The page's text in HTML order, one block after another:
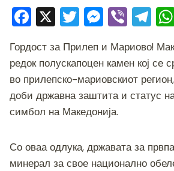
F
c
e
b
o
k
X T
tt
er
M
e
ss
e
n
g
Vi
er
T
el
e
gr
a
Гордост за Прилеп и Мариово!
редок полускапоцен камен кој се
во прилепско-мариовскиот
доби државна заштита и статус
симбол на Македонија.
Со оваа одлука, државата за
минерал за свое национално